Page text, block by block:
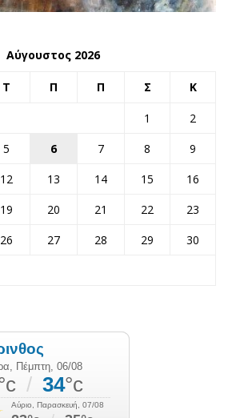
Αύγουστος 2026
Τ Π Π Σ Κ
1
2
5 6 7 8
9
12 13 14 15
16
19 20 21 22
23
26 27 28 29
30